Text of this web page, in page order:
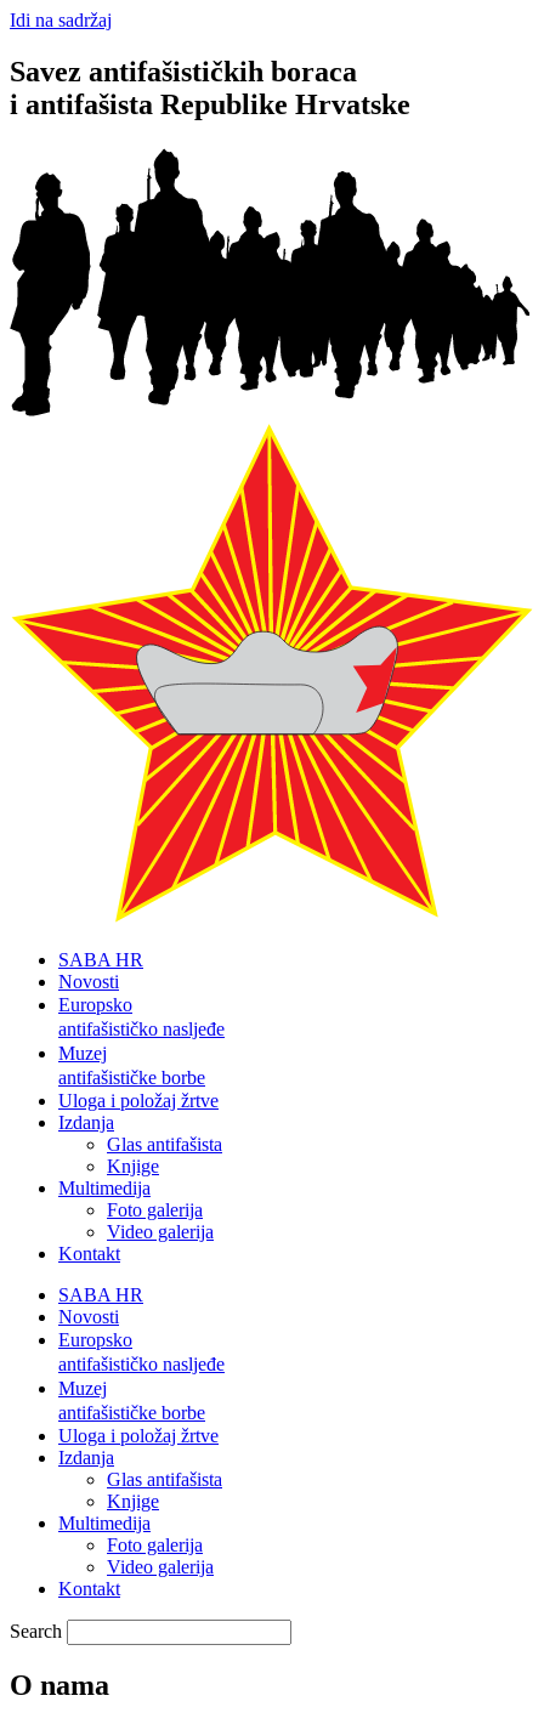
Idi na sadržaj
Savez antifašističkih boraca
i antifašista Republike Hrvatske
SABA HR
Novosti
Europsko
antifašističko nasljeđe
Muzej
antifašističke borbe
Uloga i položaj žrtve
Izdanja
Glas antifašista
Knjige
Multimedija
Foto galerija
Video galerija
Kontakt
SABA HR
Novosti
Europsko
antifašističko nasljeđe
Muzej
antifašističke borbe
Uloga i položaj žrtve
Izdanja
Glas antifašista
Knjige
Multimedija
Foto galerija
Video galerija
Kontakt
Search
O nama